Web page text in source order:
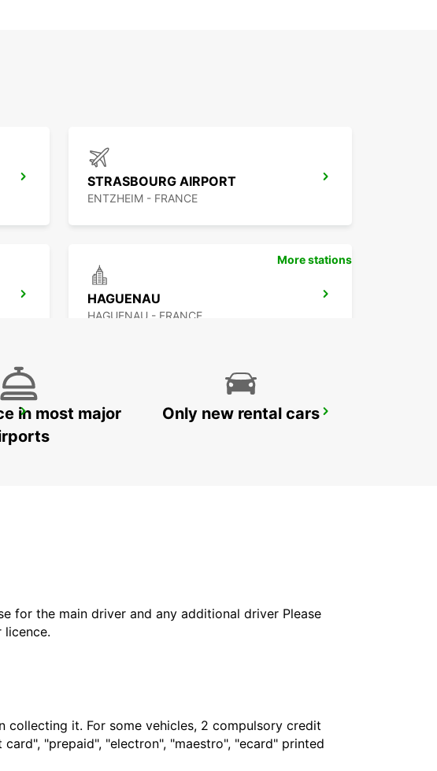
STRASBOURG AIRPORT
ENTZHEIM - FRANCE
HAGUENAU
HAGUENAU - FRANCE
SAVERNE
More stations
in most major
Only new rental cars
for the main driver and any additional driver Please
collecting it. For some vehicles, 2 compulsory credit
"prepaid", "electron", "maestro", "ecard" printed